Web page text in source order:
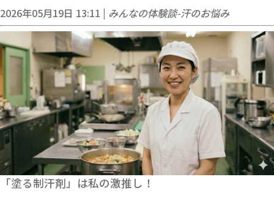
2026年05月19日 13:11 | みんなの体験談-汗のお悩み
「塗る制汗剤」は私の激推し！